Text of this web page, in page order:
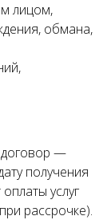
лицом,
обмана,
договор —
получения
услуг
рассрочке).